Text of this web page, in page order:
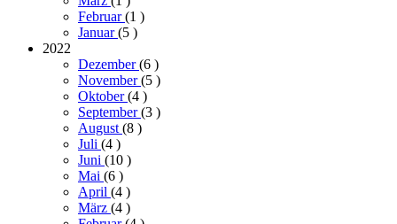
Februar(1 )
Januar(5 )
2022
Dezember(6 )
November(5 )
Oktober(4 )
September(3 )
August (8 )
Juli (4 )
Juni (10 )
Mai (6 )
April (4 )
März (4 )